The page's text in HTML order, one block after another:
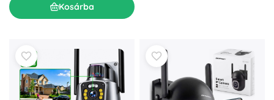
Kosárba